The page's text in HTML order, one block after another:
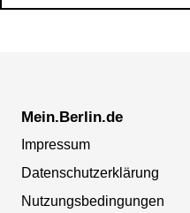
Mein.Berlin.de
Impressum
Datenschutzerklärung
Nutzungsbedingungen